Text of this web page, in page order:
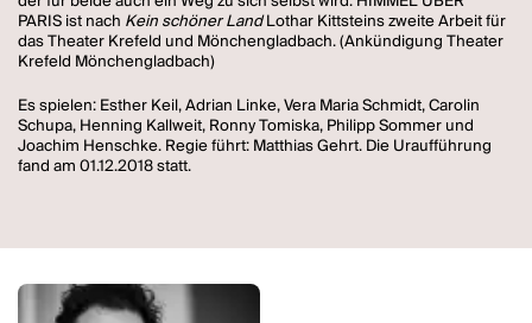
PARIS ist nach Kein schöner LandLothar Kittsteins zweite Arbeit für
das Theater Krefeld und Mönchengladbach. (Ankündigung Theater
Krefeld Mönchengladbach)
Es spielen: Esther Keil, Adrian Linke, Vera Maria Schmidt, Carolin
Schupa, Henning Kallweit, Ronny Tomiska, Philipp Sommer und
Joachim Henschke. Regie führt: Matthias Gehrt. Die Uraufführung
fand am 01.12.2018 statt.